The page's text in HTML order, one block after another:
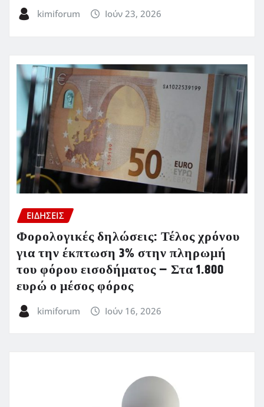
kimiforum Ιούν 23, 2026
ΕΙΔΗΣΕΙΣ
Φορολογικές δηλώσεις: Τέλος χρόνου
για την έκπτωση 3% στην πληρωμή
του φόρου εισοδήματος – Στα 1.800
ευρώ ο μέσος φόρος
kimiforum Ιούν 16, 2026